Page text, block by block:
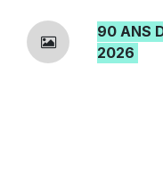
90 ANS
2026